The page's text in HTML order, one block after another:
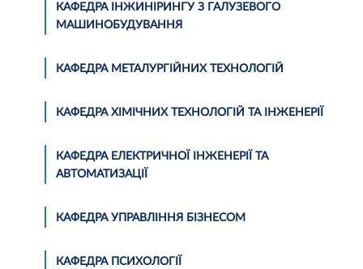
КАФЕДРА ІНЖИНІРИНГУ З ГАЛУЗЕВОГО
МАШИНОБУДУВАННЯ
КАФЕДРА МЕТАЛУРГІЙНИХ ТЕХНОЛОГІЙ
КАФЕДРА ХІМІЧНИХ ТЕХНОЛОГІЙ ТА ІНЖЕНЕРІЇ
КАФЕДРА ЕЛЕКТРИЧНОЇ ІНЖЕНЕРІЇ ТА
АВТОМАТИЗАЦІЇ
КАФЕДРА УПРАВЛІННЯ БІЗНЕСОМ
КАФЕДРА ПСИХОЛОГІЇ